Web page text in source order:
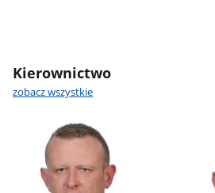
Kierownictwo
zobacz wszystkie